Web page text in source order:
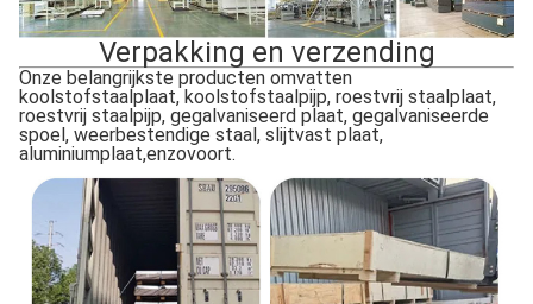
Verpakking en verzending
Onze belangrijkste producten omvatten
koolstofstaalplaat, koolstofstaalpijp, roestvrij staalplaat,
roestvrij staalpijp, gegalvaniseerd plaat, gegalvaniseerde
spoel, weerbestendige staal, slijtvast plaat,
aluminiumplaat,enzovoort.